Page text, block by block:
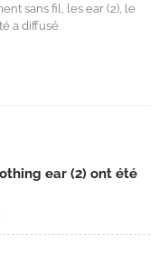
sans fil, les ear (2), le
a diffusé
ear (2) ont été